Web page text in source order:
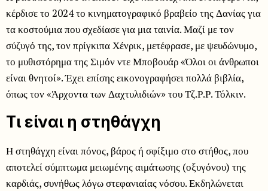
κέρδισε το 2024 το κινηματογραφικό βραβείο της Δανίας για
τα κοστούμια που σχεδίασε για μια ταινία. Μαζί με τον
σύζυγό της, τον πρίγκιπα Χένρικ, μετέφρασε, με ψευδώνυμο,
το μυθιστόρημα της Σιμόν ντε Μποβουάρ «Όλοι οι άνθρωποι
είναι θνητοί». Έχει επίσης εικονογραφήσει πολλά βιβλία,
όπως τον «Άρχοντα των Δαχτυλιδιών» του Τζ.Ρ.Ρ. Τόλκιν.
Τι είναι η στηθάγχη
Η στηθάγχη είναι πόνος, βάρος ή σφίξιμο στο στήθος, που
αποτελεί σύμπτωμα μειωμένης αιμάτωσης (οξυγόνου) της
καρδιάς, συνήθως λόγω στεφανιαίας νόσου. Εκδηλώνεται